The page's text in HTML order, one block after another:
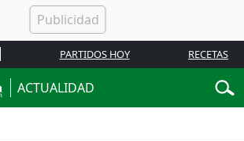
PARTIDOS HOY RECETAS
ACTUALIDAD